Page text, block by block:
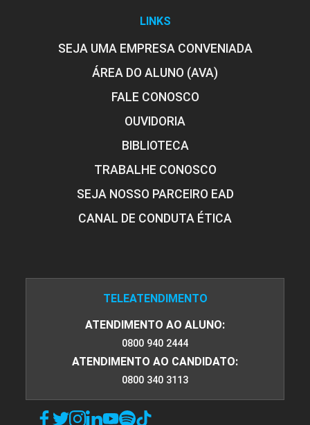
LINKS
SEJA UMA EMPRESA CONVENIADA
ÁREA DO ALUNO (AVA)
FALE CONOSCO
OUVIDORIA
BIBLIOTECA
TRABALHE CONOSCO
SEJA NOSSO PARCEIRO EAD
CANAL DE CONDUTA ÉTICA
TELEATENDIMENTO
ATENDIMENTO AO ALUNO:
0800 940 2444
ATENDIMENTO AO CANDIDATO:
0800 340 3113